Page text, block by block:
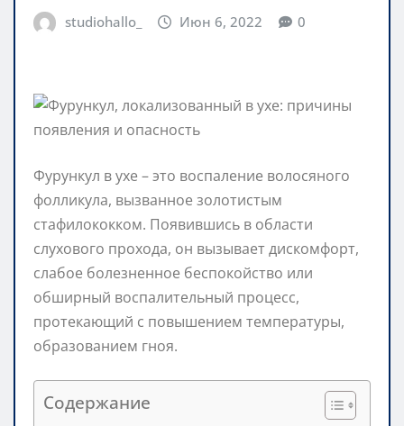
studiohallo_ Июн 6, 2022 0
Фурункул в ухе – это воспаление волосяного
фолликула, вызванное золотистым
стафилококком. Появившись в области
слухового прохода, он вызывает дискомфорт,
слабое болезненное беспокойство или
обширный воспалительный процесс,
протекающий с повышением температуры,
образованием гноя.
Содержание